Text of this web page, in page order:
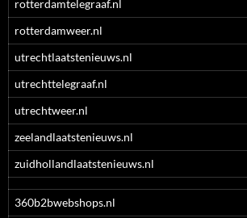
rotterdamtelegraaf.nl
rotterdamweer.nl
utrechtlaatstenieuws.nl
utrechttelegraaf.nl
utrechtweer.nl
zeelandlaatstenieuws.nl
zuidhollandlaatstenieuws.nl
360b2bwebshops.nl